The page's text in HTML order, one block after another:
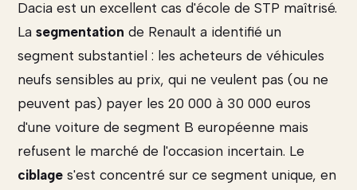
Dacia est un excellent cas d'école de STP maîtrisé.
La segmentation de Renault a identifié un
segment substantiel : les acheteurs de véhicules
neufs sensibles au prix, qui ne veulent pas (ou ne
peuvent pas) payer les 20 000 à 30 000 euros
d'une voiture de segment B européenne mais
refusent le marché de l'occasion incertain. Le
ciblage s'est concentré sur ce segment unique, en